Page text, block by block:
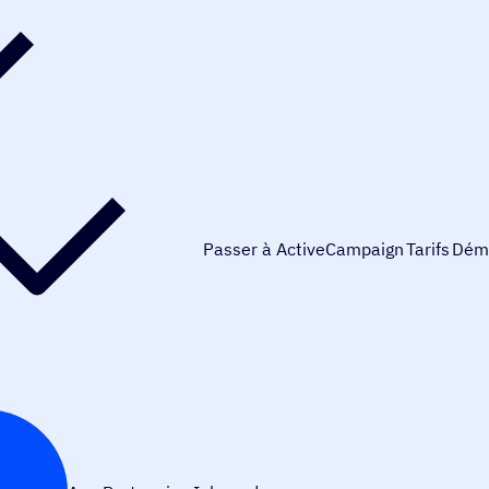
Passer à ActiveCampaignTarifs